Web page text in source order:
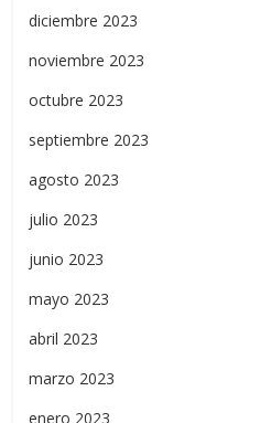
diciembre 2023
noviembre 2023
octubre 2023
septiembre 2023
agosto 2023
julio 2023
junio 2023
mayo 2023
abril 2023
marzo 2023
enero 2023